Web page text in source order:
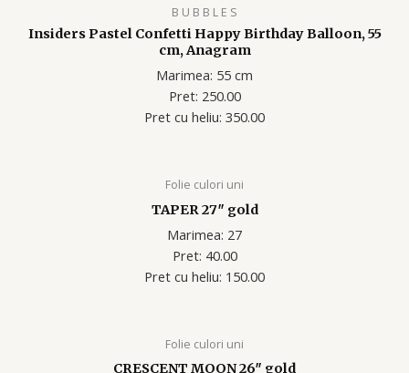
B U B B L E S
Insiders Pastel Confetti Happy Birthday Balloon, 55
cm, Anagram
Marimea: 55 cm
Pret: 250.00
Pret cu heliu: 350.00
Folie culori uni
TAPER 27″ gold
Marimea: 27
Pret: 40.00
Pret cu heliu: 150.00
Folie culori uni
CRESCENT MOON 26″ gold